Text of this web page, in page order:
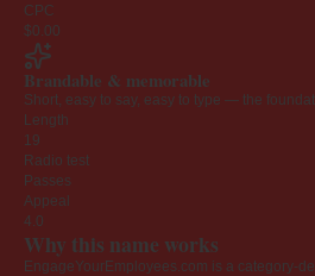
CPC
$0.00
Brandable & memorable
Short, easy to say, easy to type — the
Length
19
Radio test
Passes
Appeal
4.0
Why this name works
EngageYourEmployees.com is a category-